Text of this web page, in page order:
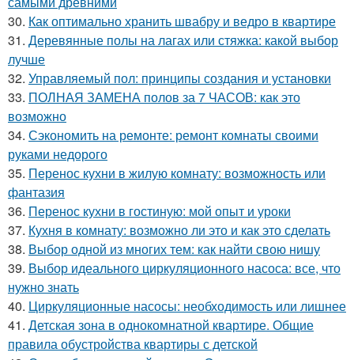
30. Как оптимально хранить швабру и ведро в квартире
31. Деревянные полы на лагах или стяжка: какой выбор
лучше
32. Управляемый пол: принципы создания и установки
33. ПОЛНАЯ ЗАМЕНА полов за 7 ЧАСОВ: как это
возможно
34. Сэкономить на ремонте: ремонт комнаты своими
руками недорого
35. Перенос кухни в жилую комнату: возможность или
фантазия
36. Перенос кухни в гостиную: мой опыт и уроки
37. Кухня в комнату: возможно ли это и как это сделать
38. Выбор одной из многих тем: как найти свою нишу
39. Выбор идеального циркуляционного насоса: все, что
нужно знать
40. Циркуляционные насосы: необходимость или лишнее
41. Детская зона в однокомнатной квартире. Общие
правила обустройства квартиры с детской